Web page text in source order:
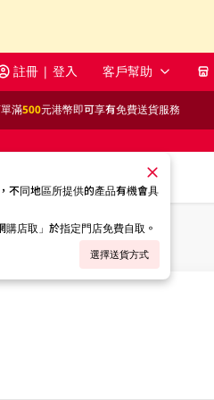
註冊 | 登入 客戶幫助
滿500元港幣即可享有免費送貨服務
不同地區所提供的產品有機會具
店取」於指定門店免費自取。
選擇送貨方式